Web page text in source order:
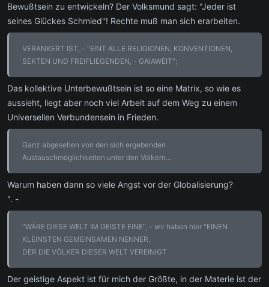
Bewußtsein zu entwickeln? Der Volksmund sagt: "Jeder ist
seines Glückes Schmied"! Rechte muß man sich erarbeiten.
VERANKERT IST, - "EINT ALLE RELIGIONEN, KONVENTIONEN,
SEKTEN UND FREIFLIEGENDEN, - GAIAWEIT";
Das kollektive Unterbewußtsein ist so eine Matrix, so wie es
aussieht, liegt aber noch viel Arbeit auf dem Weg zu einem
Universellen Verbundensein in Frieden.
Ganz abgesehen von den sich ergebenden
Austauschmöglichkeiten unter den Völkern...
Warum haben dann so viele Angst vor der Globalisierung?
". -
"WÄRE DIESE WELT IM GEISTE EINE", - wir haben hier "EINEN
KLEINSTEN GEMEINSAMEN NENNER,
DER DIE VÖLKER DIESER WELT VEREINIGT
Der geistige Aspekt ist für mich der Größte, in der Materie ist der